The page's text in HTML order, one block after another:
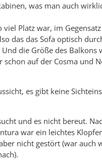
was man auch
Platz war, im
das das Sofa optisch
die Größe des Balkons
auf der Cosma und
es gibt keine
und es nicht bereut.
war ein leichtes
nicht gestört (war auch